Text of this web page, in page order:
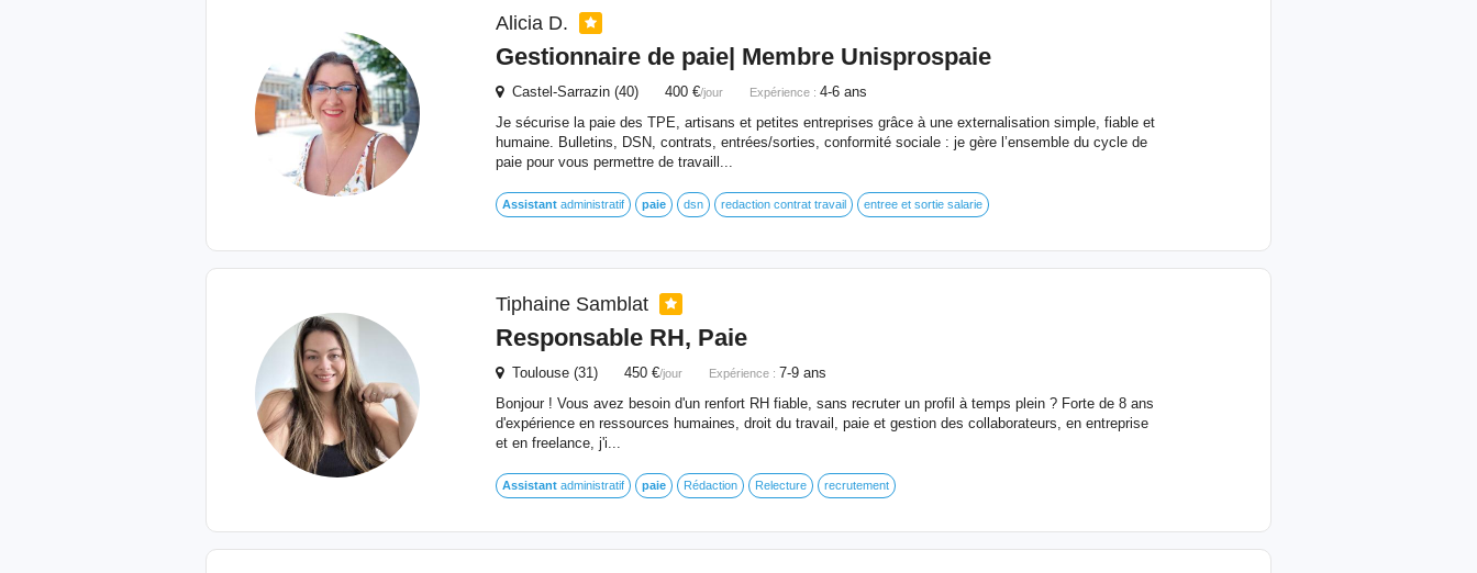
Alicia D.
Gestionnaire de paie| Membre Unisprospaie
Castel-Sarrazin (40) 400 €/jour Expérience : 4-6 ans
Je sécurise la paie des TPE, artisans et petites entreprises grâce à une externalisation simple, fiable et
humaine. Bulletins, DSN, contrats, entrées/sorties, conformité sociale : je gère l’ensemble du cycle de
paie pour vous permettre de travaill...
Assistantadministratif paie dsn redaction contrat travail entree et sortie salarie
Tiphaine Samblat
Responsable RH, Paie
Toulouse (31) 450 €/jour Expérience : 7-9 ans
Bonjour ! Vous avez besoin d'un renfort RH fiable, sans recruter un profil à temps plein ? Forte de 8 ans
d'expérience en ressources humaines, droit du travail, paie et gestion des collaborateurs, en entreprise
et en freelance, j'i...
Assistantadministratif paie Rédaction Relecture recrutement